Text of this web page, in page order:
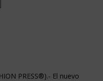
PRESS®).- El nuevo